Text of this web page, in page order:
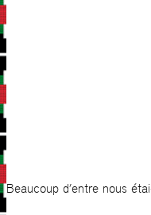
Beaucoup d’entre nous